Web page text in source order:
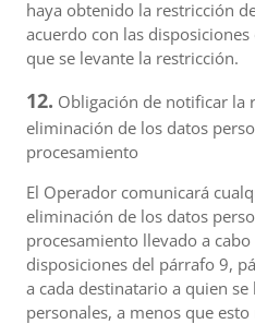
haya obtenido la restricción
acuerdo con las
que se levante la restricción.
12. Obligación de notificar la
eliminación de los datos
procesamiento
El Operador comunicará
eliminación de los datos
procesamiento llevado a
disposiciones del párrafo 9,
a cada destinatario a quien
personales, a menos que